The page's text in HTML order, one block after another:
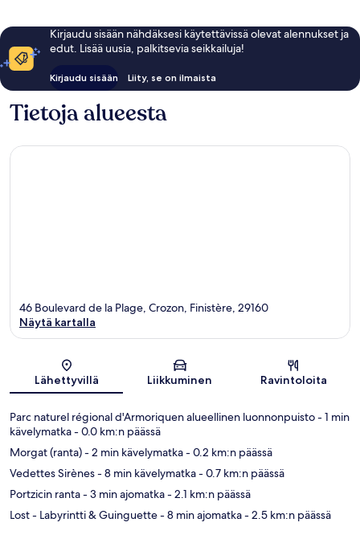
Kirjaudu sisään nähdäksesi käytettävissä olevat alennukset ja
edut. Lisää uusia, palkitsevia seikkailuja!
Kirjaudu sisään Liity, se on ilmaista
Tietoja alueesta
Kartta
46 Boulevard de la Plage, Crozon, Finistère, 29160
Näytä kartalla
Lähettyvillä Liikkuminen Ravintoloita
Parc naturel régional d'Armoriquen alueellinen luonnonpuisto- 1 min
kävelymatka- 0.0 km:n päässä
Morgat (ranta)- 2 min kävelymatka- 0.2 km:n päässä
Vedettes Sirènes- 8 min kävelymatka- 0.7 km:n päässä
Portzicin ranta- 3 min ajomatka- 2.1 km:n päässä
Lost - Labyrintti & Guinguette- 8 min ajomatka- 2.5 km:n päässä